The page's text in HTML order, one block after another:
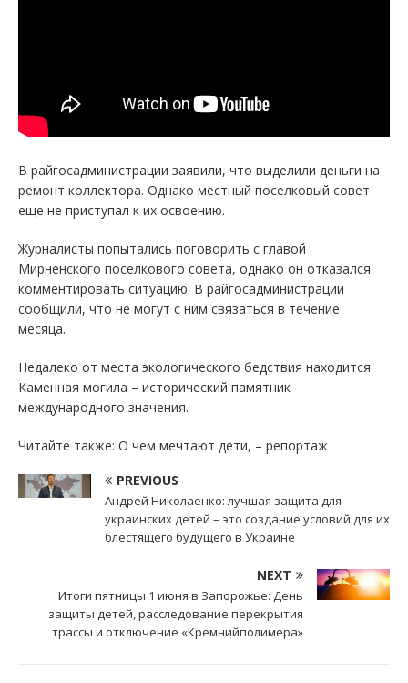
В райгосадминистрации заявили, что выделили деньги на
ремонт коллектора. Однако местный поселковый совет
еще не приступал к их освоению.
Журналисты попытались поговорить с главой
Мирненского поселкового совета, однако он отказался
комментировать ситуацию. В райгосадминистрации
сообщили, что не могут с ним связаться в течение
месяца.
Недалеко от места экологического бедствия находится
Каменная могила – исторический памятник
международного значения.
Читайте также: О чем мечтают дети, – репортаж
PREVIOUS
Андрей Николаенко: лучшая защита для
украинских детей – это создание условий для их
блестящего будущего в Украине
NEXT
Итоги пятницы 1 июня в Запорожье: День
защиты детей, расследование перекрытия
трассы и отключение «Кремнийполимера»